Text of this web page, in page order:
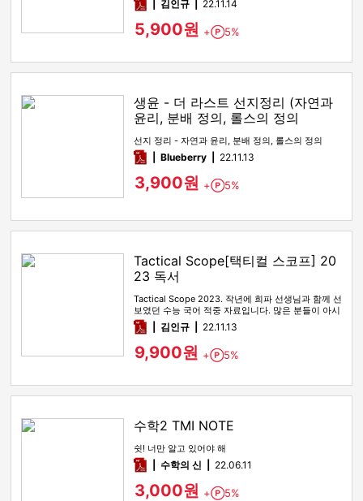
pdf김인규 22.11.14
5,900원 + Point
5%
생윤 - 더 라스트 선지정리 (자연과
윤리, 분배 정의, 롤스의 정의
선지 정리 - 자연과 윤리, 분배 정의, 롤스의 정의
pdfBlueberry 22.11.13
3,900원 + Point
5%
Tactical Scope[택티컬 스코프] 20
23 독서
Tactical Scope 2023. 작년에 희파 선생님과 함께 선
보였던 수능 국어 적중 자료입니다. 많은 분들이 아시
다시피…
pdf김인규 22.11.13
9,900원 + Point
5%
수학2 TMI NOTE
쉿! 너만 알고 있어야 해
pdf수학의 신 22.06.11
3,000원 + Point
5%